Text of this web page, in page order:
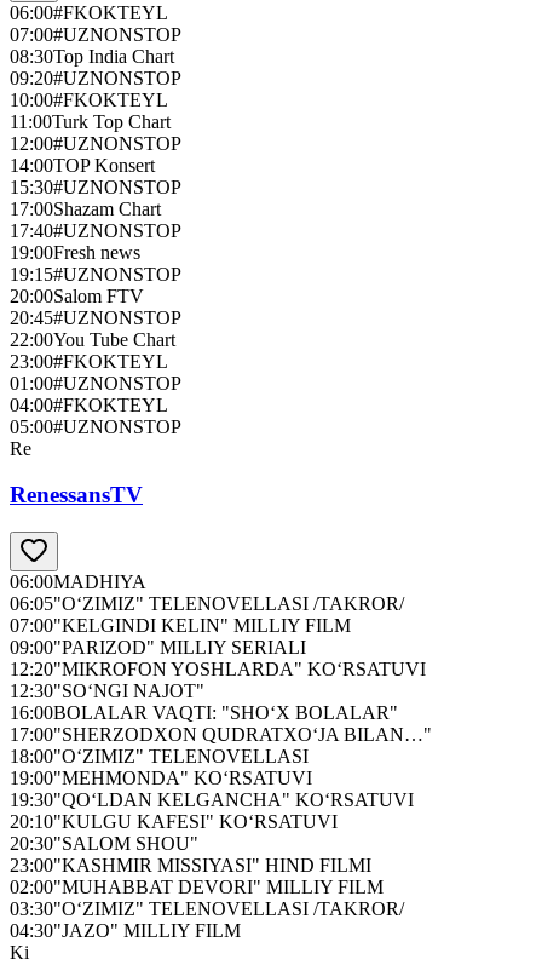
06:00#FKOKTEYL
07:00#UZNONSTOP
08:30Top India Chart
09:20#UZNONSTOP
10:00#FKOKTEYL
11:00Turk Top Chart
12:00#UZNONSTOP
14:00TOP Konsert
15:30#UZNONSTOP
17:00Shazam Chart
17:40#UZNONSTOP
19:00Fresh news
19:15#UZNONSTOP
20:00Salom FTV
20:45#UZNONSTOP
22:00You Tube Chart
23:00#FKOKTEYL
01:00#UZNONSTOP
04:00#FKOKTEYL
05:00#UZNONSTOP
Re
RenessansTV
06:00MADHIYA
06:05"O‘ZIMIZ" TELENOVELLASI /TAKROR/
07:00"KELGINDI KELIN" MILLIY FILM
09:00"PARIZOD" MILLIY SERIALI
12:20"MIKROFON YOSHLARDA" KO‘RSATUVI
12:30"SO‘NGI NAJOT"
16:00BOLALAR VAQTI: "SHO‘X BOLALAR"
17:00"SHERZODXON QUDRATXO‘JA BILAN…"
18:00"O‘ZIMIZ" TELENOVELLASI
19:00"MEHMONDA" KO‘RSATUVI
19:30"QO‘LDAN KELGANCHA" KO‘RSATUVI
20:10"KULGU KAFESI" KO‘RSATUVI
20:30"SALOM SHOU"
23:00"KASHMIR MISSIYASI" HIND FILMI
02:00"MUHABBAT DEVORI" MILLIY FILM
03:30"O‘ZIMIZ" TELENOVELLASI /TAKROR/
04:30"JAZO" MILLIY FILM
Ki